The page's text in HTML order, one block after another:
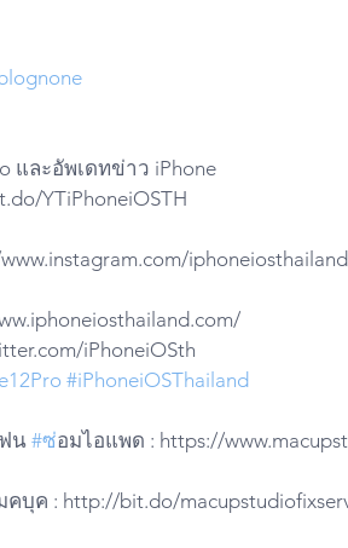
blognone
และอัพเดทข่าว iPhone
YTiPhoneiOSTH
iPhoneiOSth
#iPhoneiOSThailand
น #ซอมไอแพด : https://
คบุค : http://bit.do/